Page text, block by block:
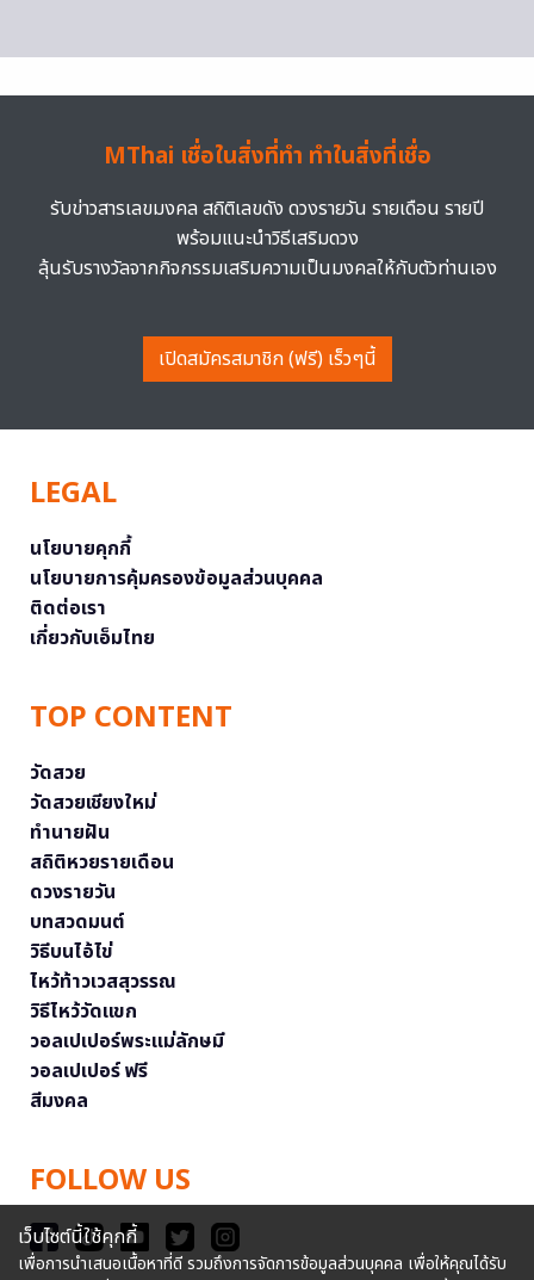
MThai เชื่อในสิ่งที่ทำ ทำในสิ่งที่เชื่อ
รับข่าวสารเลขมงคล สถิติเลขดัง ดวงรายวัน รายเดือน รายปี
พร้อมแนะนำวิธีเสริมดวง
ลุ้นรับรางวัลจากกิจกรรมเสริมความเป็นมงคลให้กับตัวท่านเอง
เปิดสมัครสมาชิก (ฟรี) เร็วๆนี้
LEGAL
นโยบายคุกกี้
นโยบายการคุ้มครองข้อมูลส่วนบุคคล
ติดต่อเรา
เกี่ยวกับเอ็มไทย
TOP CONTENT
วัดสวย
วัดสวยเชียงใหม่
ทำนายฝัน
สถิติหวยรายเดือน
ดวงรายวัน
บทสวดมนต์
วิธีบนไอ้ไข่
ไหว้ท้าวเวสสุวรรณ
วิธีไหว้วัดแขก
วอลเปเปอร์พระแม่ลักษมี
วอลเปเปอร์ ฟรี
สีมงคล
FOLLOW US
เว็บไซต์นี้ใช้คุกกี้
เพื่อการนำเสนอเนื้อหาที่ดี รวมถึงการจัดการข้อมูลส่วนบุคคล เพื่อให้คุณได้รับ